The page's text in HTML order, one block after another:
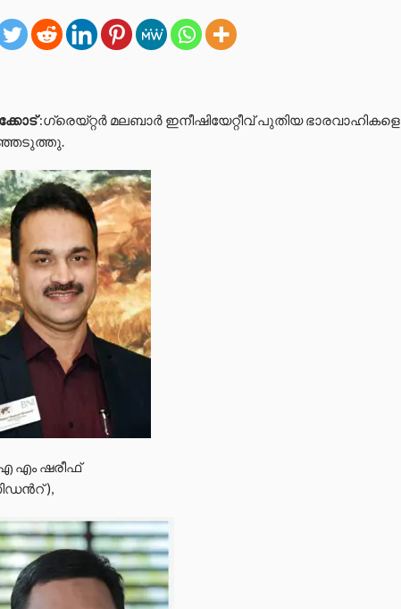
:ഗ്രെയ്റ്റർ മലബാർ ഇനീഷിയേറ്റീവ് പുതിയ ഭാരവാഹികളെ
എം ഷരീഫ്
),